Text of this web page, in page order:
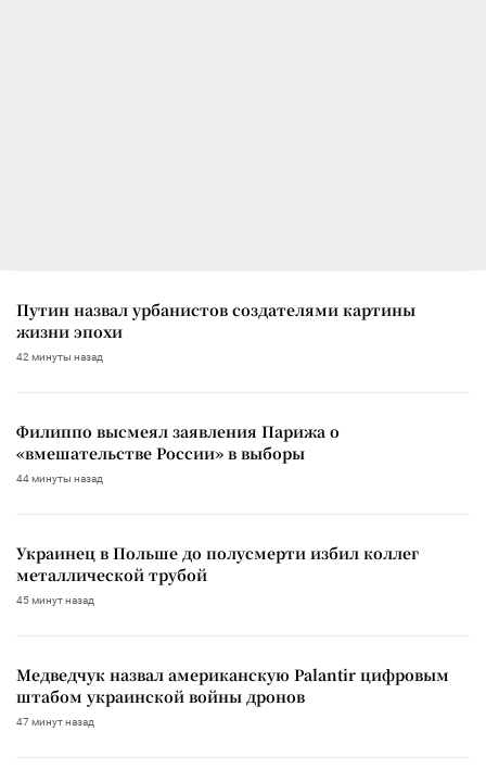
Путин назвал урбанистов создателями картины
жизни эпохи
42 минуты назад
Филиппо высмеял заявления Парижа о
«вмешательстве России» в выборы
44 минуты назад
Украинец в Польше до полусмерти избил коллег
металлической трубой
45 минут назад
Медведчук назвал американскую Palantir цифровым
штабом украинской войны дронов
47 минут назад